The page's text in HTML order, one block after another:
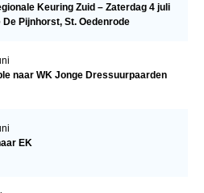
2021-2022
2019-2020
Keuring Zuid – Zaterdag 4 juli
De Pijnhorst, St. Oedenrode
naar WK Jonge Dressuurpaarden
EK